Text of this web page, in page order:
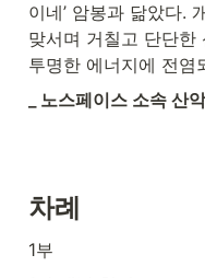
이네’ 암봉과 닮았다.
맞서며 거칠고 단단한
투명한 에너지에 전염
_ 노스페이스 소속 산
차례
1부